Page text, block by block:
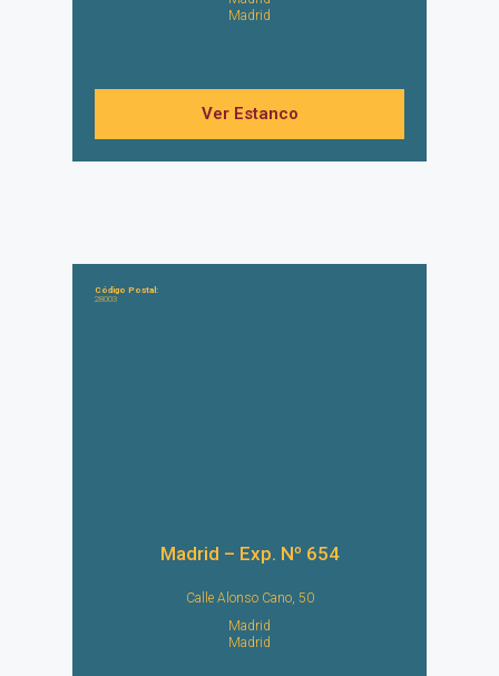
Madrid
Ver Estanco
Código Postal:
28003
Madrid – Exp. Nº 654
Calle Alonso Cano, 50
Madrid
Madrid